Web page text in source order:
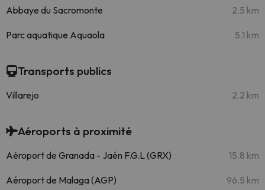
Abbaye du Sacromonte 2.5 km
Parc aquatique Aquaola 5.1 km
Transports publics
Villarejo 2.2 km
Aéroports à proximité
Aéroport de Granada - Jaén F.G.L (GRX) 15.8 km
Aéroport de Malaga (AGP) 96.5 km